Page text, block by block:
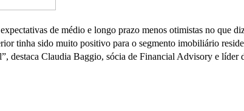
de médio e longo prazo menos otimistas no que
tinha sido muito positivo para o segmento imobiliário
destaca Claudia Baggio, sócia de Financial Advisory e líder